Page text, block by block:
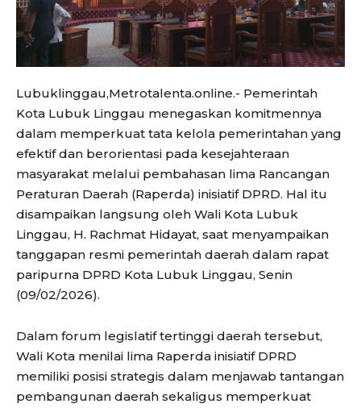
Lubuklinggau,Metrotalenta.online.- Pemerintah
Kota Lubuk Linggau menegaskan komitmennya
dalam memperkuat tata kelola pemerintahan yang
efektif dan berorientasi pada kesejahteraan
masyarakat melalui pembahasan lima Rancangan
Peraturan Daerah (Raperda) inisiatif DPRD. Hal itu
disampaikan langsung oleh Wali Kota Lubuk
Linggau, H. Rachmat Hidayat, saat menyampaikan
tanggapan resmi pemerintah daerah dalam rapat
paripurna DPRD Kota Lubuk Linggau, Senin
(09/02/2026).
Dalam forum legislatif tertinggi daerah tersebut,
Wali Kota menilai lima Raperda inisiatif DPRD
memiliki posisi strategis dalam menjawab tantangan
pembangunan daerah sekaligus memperkuat